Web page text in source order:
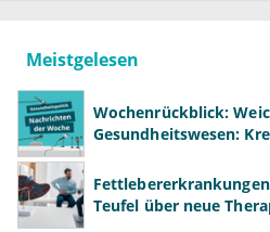
Meistgelesen
Wochenrückblick:
Gesundheitswesen:
Teufel über neue